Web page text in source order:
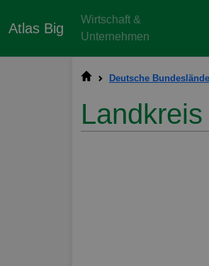
Atlas Big
Wirtschaft &
Unternehmen
Deutsche